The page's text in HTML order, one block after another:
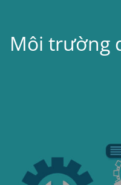
Môi trường